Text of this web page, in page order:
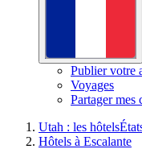
Publier votre
Voyages
Partager mes
Utah : les hôtels
Hôtels à Escalante